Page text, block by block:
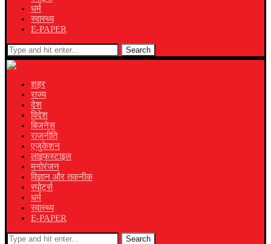
धर्म
स्वास्थ्य
E-PAPER
Search
शहर
राज्य
देश
विदेश
बिजनेस
राजनीति
एजुकेशन
लाइफस्टाइल
मनोरंजन
विज्ञान और तकनीक
स्पोर्ट्स
धर्म
स्वास्थ्य
E-PAPER
Search